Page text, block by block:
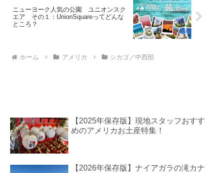
ニューヨーク人気の公園 ユニオンスク
エア その１：UnionSquareってどんな
ところ？
ホーム アメリカ シカゴ／中西部
【2025年保存版】現地スタッフおすす
めのアメリカお土産特集！
【2026年保存版】ナイアガラの滝カナ